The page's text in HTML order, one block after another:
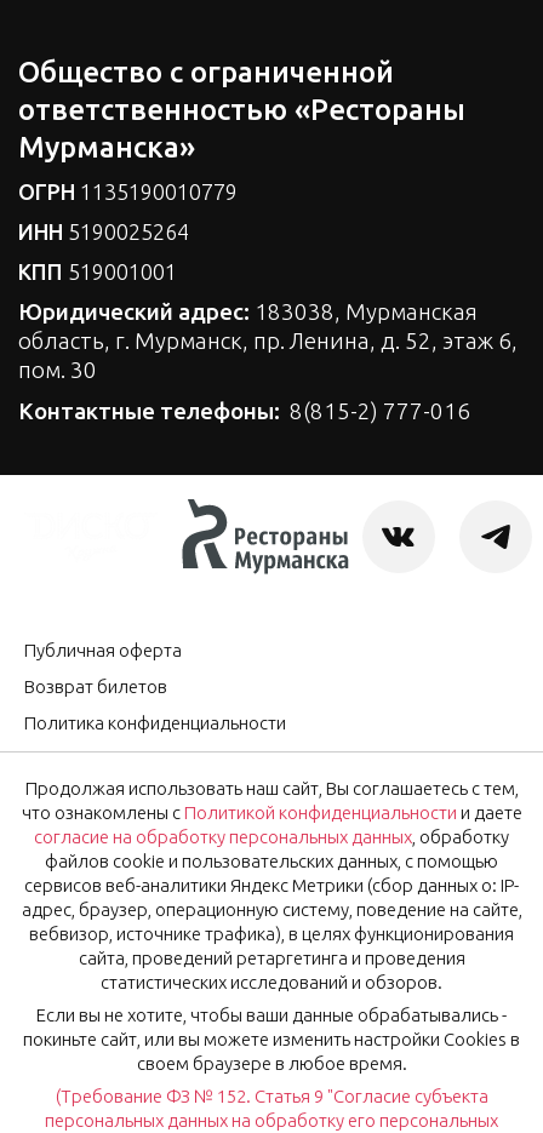
Общество с ограниченной
ответственностью «Рестораны
Мурманска»
ОГРН 1135190010779
ИНН 5190025264
КПП 519001001
Юридический адрес: 183038, Мурманская
область, г. Мурманск, пр. Ленина, д. 52, этаж 6,
пом. 30
Контактные телефоны: 8(815-2) 777-016
Публичная оферта
Возврат билетов
Политика конфиденциальности
Согласие на обработку персональных данных
Оставить отзыв
Подписаться на новости OK
Нажимая на кнопку «Ok», вы соглашаетесь с Политикой
конфиденциальности
и даёте согласие
на обработку
персональных данных.
© Рестораны Мурманска 2024, 2026
Продолжая использовать наш сайт, Вы соглашаетесь с тем,
что ознакомлены с Политикой конфиденциальности и даете
согласие на обработку персональных данных , обработку
файлов cookie и пользовательских данных, с помощью
сервисов веб-аналитики Яндекс Метрики (сбор данных о: IP-
адрес, браузер, операционную систему, поведение на сайте,
вебвизор, источнике трафика), в целях функционирования
сайта, проведений ретаргетинга и проведения
статистических исследований и обзоров.
Если вы не хотите, чтобы ваши данные обрабатывались -
покиньте сайт, или вы можете изменить настройки Cookies в
своем браузере в любое время.
(Требование ФЗ № 152. Статья 9 "Согласие субъекта
персональных данных на обработку его персональных